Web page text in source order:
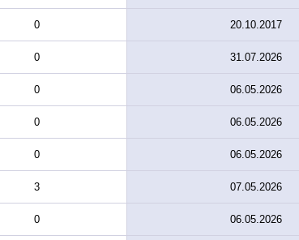
0 20.10.2017
0 31.07.2026
0 06.05.2026
0 06.05.2026
0 06.05.2026
3 07.05.2026
0 06.05.2026